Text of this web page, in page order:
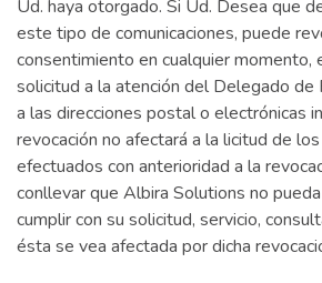
Ud. haya otorgado. Si Ud. Desea que
este tipo de comunicaciones, puede
consentimiento en cualquier momento,
solicitud a la atención del Delegado de
a las direcciones postal o electrónicas
revocación no afectará a la licitud de
efectuados con anterioridad a la
conllevar que Albira Solutions no
cumplir con su solicitud, servicio,
ésta se vea afectada por dicha